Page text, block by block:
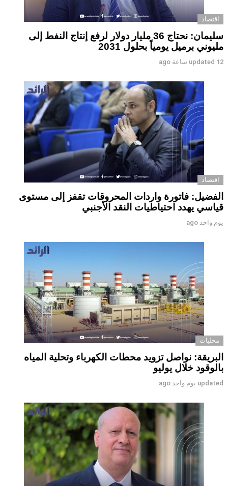
اقتصاد
سليمان: نحتاج 36 مليار دولار لرفع إنتاج النفط إلى
مليوني برميل يومياً بحلول 2031
updated 12 ساعة ago
اقتصاد
الفضيل: فاتورة واردات المحروقات تقفز إلى مستوى
قياسي يهدد احتياطيات النقد الأجنبي
يوم واحد ago
محليات
البريقة: نواصل تزويد محطات الكهرباء وتحلية المياه
بالوقود خلال يوليو
updated يوم واحد ago